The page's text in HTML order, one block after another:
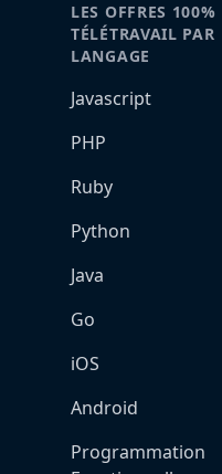
LES OFFRES 100%
TÉLÉTRAVAIL PAR
LANGAGE
Javascript
PHP
Ruby
Python
Java
Go
iOS
Android
Programmation